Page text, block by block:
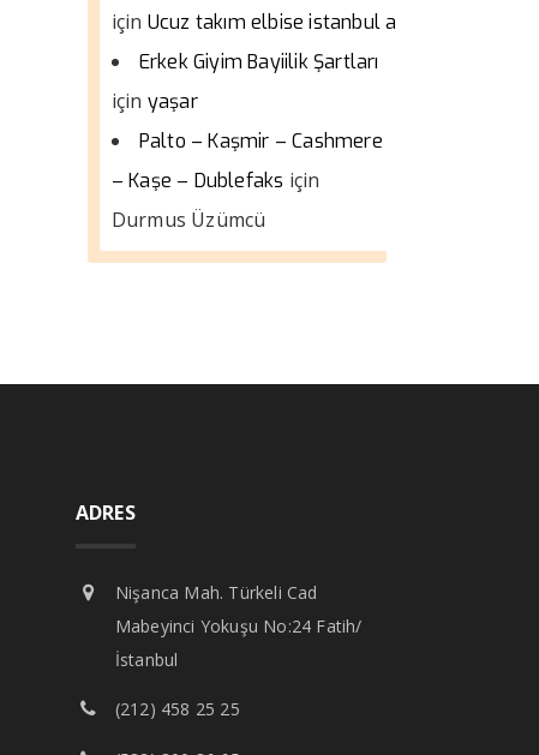
için Ucuz takım elbise istanbul a
Erkek Giyim Bayiilik Şartları
için yaşar
Palto – Kaşmir – Cashmere
– Kaşe – Dublefaks için
Durmus Üzümcü
ADRES
Nişanca Mah. Türkeli Cad
Mabeyinci Yokuşu No:24 Fatih/
İstanbul
(212) 458 25 25